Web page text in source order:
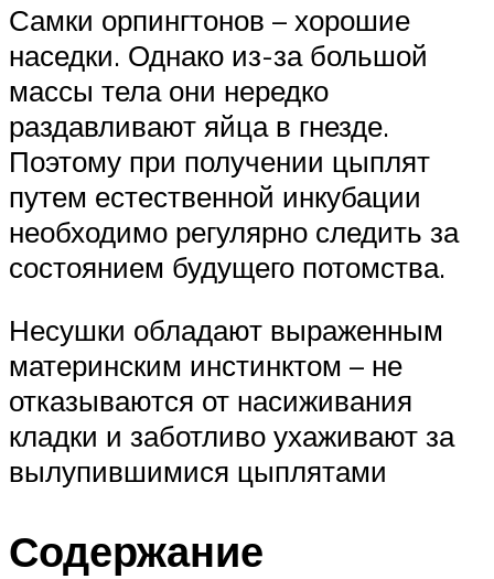
Самки орпингтонов – хорошие
наседки. Однако из-за большой
массы тела они нередко
раздавливают яйца в гнезде.
Поэтому при получении цыплят
путем естественной инкубации
необходимо регулярно следить за
состоянием будущего потомства.
Несушки обладают выраженным
материнским инстинктом – не
отказываются от насиживания
кладки и заботливо ухаживают за
вылупившимися цыплятами
Содержание